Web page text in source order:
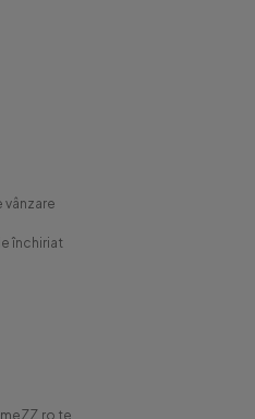
vânzare
închiriat
te